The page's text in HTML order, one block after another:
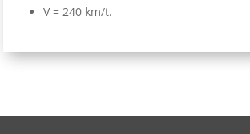
V = 240 km/t.